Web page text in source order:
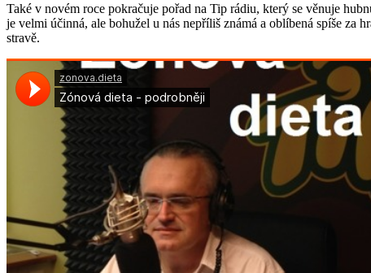
Také v novém roce pokračuje pořad na Tip rádiu, který se věnuje
je velmi účinná, ale bohužel u nás nepříliš známá a oblíbená spíše
stravě.